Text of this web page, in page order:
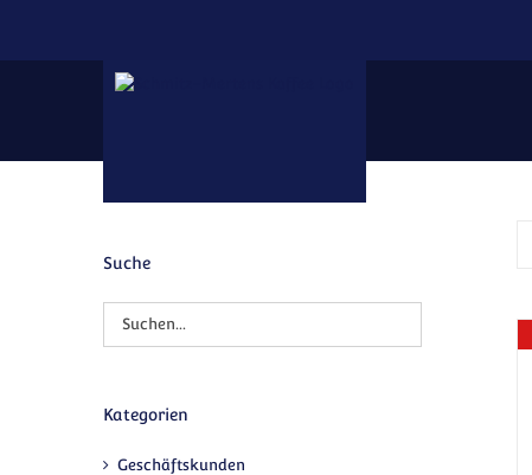
Suche
Kategorien
Geschäftskunden